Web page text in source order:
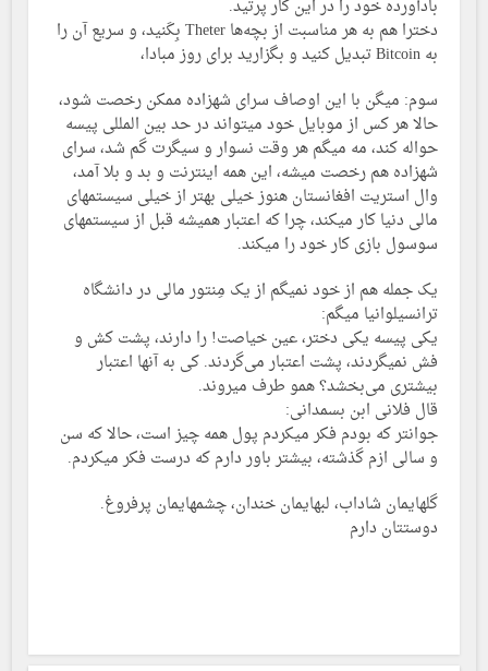
بادآورده خود را در این کار پرتید.
دخترا هم به هر مناسبت از بچه‌ها Theter بِکَنید، و سریع آن را
به Bitcoin تبدیل کنید و بگزارید برای روز مبادا،
سوم: میگن با این اوصاف سرای شهزاده ممکن رخصت شود،
حالا هر کس از موبایل خود میتواند در حد بین المللی پیسه
حواله کند، مه میگم هر وقت نسوار و سیگرت گم شد، سرای
شهزاده هم رخصت میشه، این همه اینترنت و بد و بلا آمد،
وال استریت افغانستان هنوز خیلی بهتر از خیلی سیستمهای
مالی دنیا کار میکند، چرا که اعتبار همیشه قبل از سیستمهای
سوسول بازی کار خود را میکند.
یک جمله هم از خود نمیگم از یک مِنتور مالی در دانشگاه
ترانسیلوانیا میگم:
یکی پیسه یکی دختر، عین خیاصت! را دارند، پشت کش و
فش نمیگردند، پشت اعتبار می‌گردند. کی به آنها اعتبار
بیشتری می‌بخشد؟ همو طرف میروند.
قال فلانی ابن بسمدانی:
جوانتر که بودم فکر میکردم پول همه چیز است، حالا که سن
و سالی ازم گذشته، بیشتر باور دارم که درست فکر میکردم.
گلهایمان شاداب، لبهایمان خندان، چشمهایمان پرفروغ.
دوستتان دارم